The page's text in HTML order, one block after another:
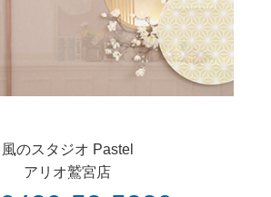
風のスタジオ Pastel
アリオ鷲宮店